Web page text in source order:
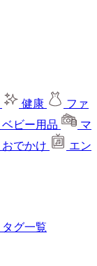
健康
ファ
ベビー用品
マ
おでかけ
エン
タグ一覧